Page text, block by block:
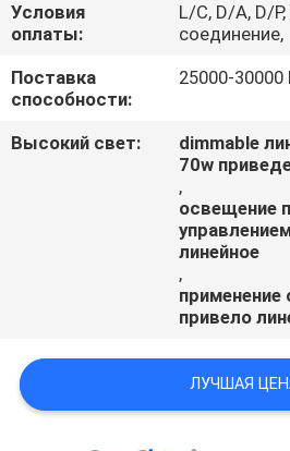
NEWS
Условия
оплаты:
L/C, D/A, D/
соединение,
Поставка
способности:
25000-
Высокий свет:
dimmable
70w
,
освещение
линейное
,
применение
привело
ЛУЧШАЯ